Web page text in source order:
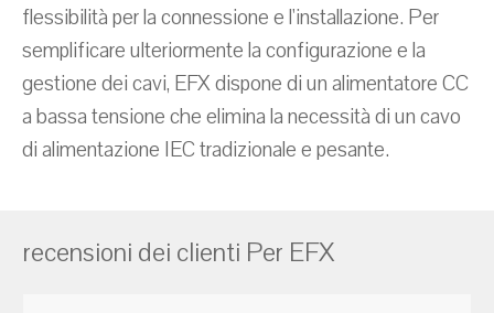
flessibilità per la connessione e l'installazione. Per
semplificare ulteriormente la configurazione e la
gestione dei cavi, EFX dispone di un alimentatore CC
a bassa tensione che elimina la necessità di un cavo
di alimentazione IEC tradizionale e pesante.
recensioni dei clienti Per EFX